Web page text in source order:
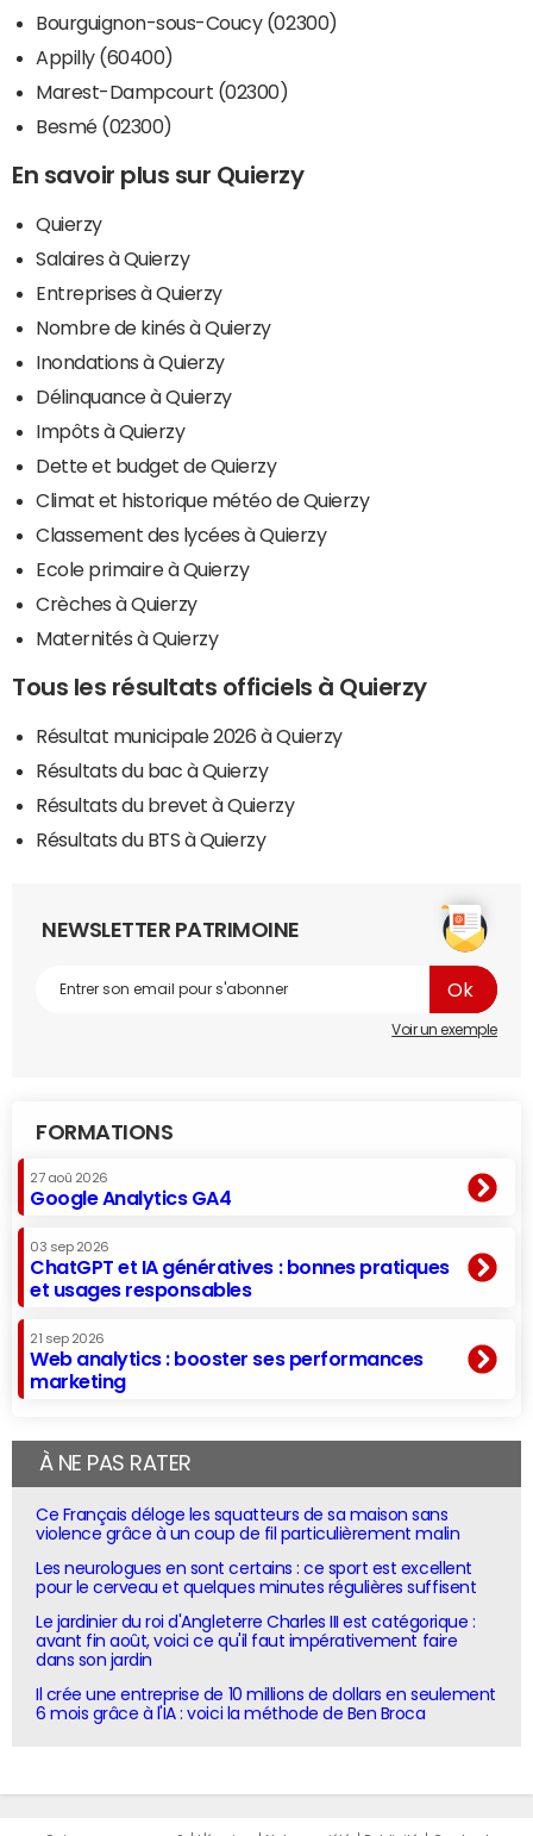
Bourguignon-sous-Coucy (02300)
Appilly (60400)
Marest-Dampcourt (02300)
Besmé (02300)
En savoir plus sur Quierzy
Quierzy
Salaires à Quierzy
Entreprises à Quierzy
Nombre de kinés à Quierzy
Inondations à Quierzy
Délinquance à Quierzy
Impôts à Quierzy
Dette et budget de Quierzy
Climat et historique météo de Quierzy
Classement des lycées à Quierzy
Ecole primaire à Quierzy
Crèches à Quierzy
Maternités à Quierzy
Tous les résultats officiels à Quierzy
Résultat municipale 2026 à Quierzy
Résultats du bac à Quierzy
Résultats du brevet à Quierzy
Résultats du BTS à Quierzy
NEWSLETTER PATRIMOINE
Voir un exemple
FORMATIONS
27 aoû 2026
Google Analytics GA4
03 sep 2026
ChatGPT et IA génératives : bonnes pratiques
et usages responsables
21 sep 2026
Web analytics : booster ses performances
marketing
À NE PAS RATER
Ce Français déloge les squatteurs de sa maison sans
violence grâce à un coup de fil particulièrement malin
Les neurologues en sont certains : ce sport est excellent
pour le cerveau et quelques minutes régulières suffisent
Le jardinier du roi d'Angleterre Charles III est catégorique :
avant fin août, voici ce qu'il faut impérativement faire
dans son jardin
Il crée une entreprise de 10 millions de dollars en seulement
6 mois grâce à l'IA : voici la méthode de Ben Broca